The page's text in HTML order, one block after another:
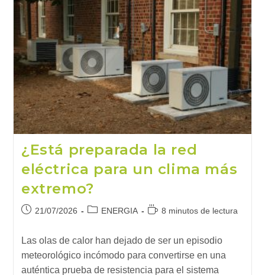
¿Está preparada la red
eléctrica para un clima más
extremo?
Publicación
la
entrada:
21/07/2026
Categoría
entrada:
ENERGIA
Tiempo
lectura:
8 minutos de lectura
Las olas de calor han dejado de ser un episodio
meteorológico incómodo para convertirse en una
auténtica prueba de resistencia para el sistema